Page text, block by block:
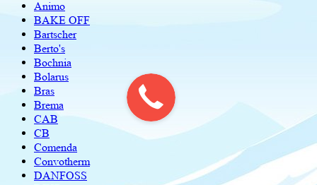
Animo
BAKE OFF
Bartscher
Berto's
Bochnia
Bolarus
Bras
Brema
CAB
CB
Comenda
Convotherm
DANFOSS